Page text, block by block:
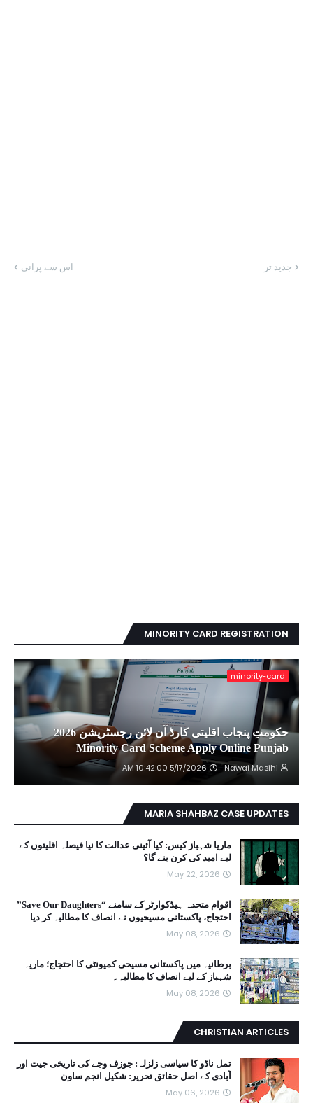
جدید تر اس سے پرانی
MINORITY CARD REGISTRATION
minority-card
حکومتِ پنجاب اقلیتی کارڈ آن لائن رجسٹریشن 2026
Minority Card Scheme Apply Online Punjab
Nawai Masihi
5/17/2026 10:42:00 AM
MARIA SHAHBAZ CASE UPDATES
ماریا شہباز کیس: کیا آئینی عدالت کا نیا فیصلہ اقلیتوں کے
لیے امید کی کرن بنے گا؟
May 22, 2026
اقوام متحدہ ہیڈکوارٹر کے سامنے “Save Our Daughters”
احتجاج، پاکستانی مسیحیوں نے انصاف کا مطالبہ کر دیا
May 08, 2026
برطانیہ میں پاکستانی مسیحی کمیونٹی کا احتجاج؛ ماریہ
شہباز کے لیے انصاف کا مطالبہ۔
May 08, 2026
CHRISTIAN ARTICLES
تمل ناڈو کا سیاسی زلزلہ: جوزف وجے کی تاریخی جیت اور
آبادی کے اصل حقائق تحریر: شکیل انجم ساون
May 06, 2026